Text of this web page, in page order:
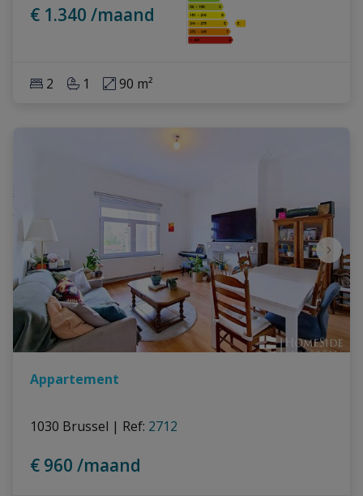
€ 1.340 /maand
2 1 90 m²
Appartement
1030 Brussel | Ref: 2712
€ 960 /maand